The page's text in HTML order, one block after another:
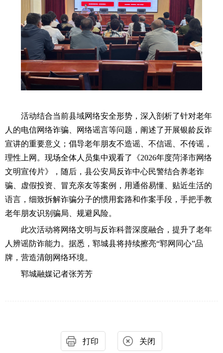
活动结合当前县域网络安全形势，深入剖析了针对老年
人的电信网络诈骗、网络谣言等问题，阐述了开展银龄反诈
宣讲的重要意义；倡导老年朋友不造谣、不信谣、不传谣，
理性上网。现场全体人员集中观看了《2026年度菏泽市网络
文明宣传片》，随后，县公安局反诈中心民警结合养老诈
骗、虚假投资、冒充亲友等案例，用通俗易懂、贴近生活的
语言，细致拆解诈骗分子的惯用套路和作案手段，手把手教
老年朋友识别骗局、规避风险。
此次活动将网络文明与反诈科普深度融合，提升了老年
人辨谣防诈能力。据悉，郓城县将持续擦亮“郓网同心”品
牌，营造清朗网络环境。
郓城融媒记者张芳芳
打印 关闭